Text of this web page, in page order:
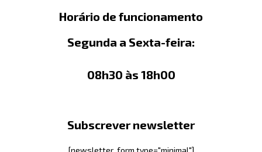
Horário de funcionamento
Segunda a Sexta-feira:
08h30 às 18h00
Subscrever newsletter
[newsletter_form type="minimal"]